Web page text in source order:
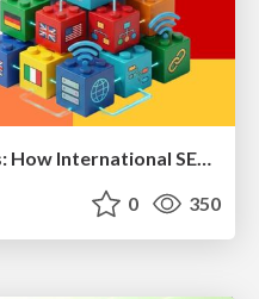
Max Prin - Stacking Signals: How International SEO Comes Together (And Falls Apart)
0 350